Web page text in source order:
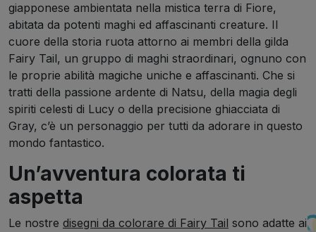
giapponese ambientata nella mistica terra di Fiore,
abitata da potenti maghi ed affascinanti creature. Il
cuore della storia ruota attorno ai membri della gilda
Fairy Tail, un gruppo di maghi straordinari, ognuno con
le proprie abilità magiche uniche e affascinanti. Che si
tratti della passione ardente di Natsu, della magia degli
spiriti celesti di Lucy o della precisione ghiacciata di
Gray, c’è un personaggio per tutti da adorare in questo
mondo fantastico.
Un’avventura colorata ti
aspetta
Le nostre disegni da colorare di Fairy Tail sono adatte ai